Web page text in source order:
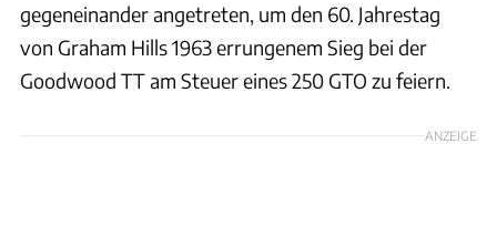
gegeneinander angetreten, um den 60. Jahrestag
von Graham Hills 1963 errungenem Sieg bei der
Goodwood TT am Steuer eines 250 GTO zu feiern.
ANZEIGE